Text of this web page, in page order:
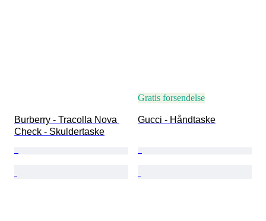
Burberry - Tracolla Nova
Check - Skuldertaske
Gratis forsendelse
Gucci - Håndtaske